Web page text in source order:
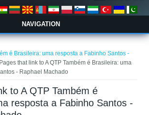
NAVIGATION
é Brasileira: uma resposta a Fabinho Santos -
that link to A QTP Também é Brasileira: uma
- Raphael Machado
to A QTP Também é
resposta a Fabinho Santos -